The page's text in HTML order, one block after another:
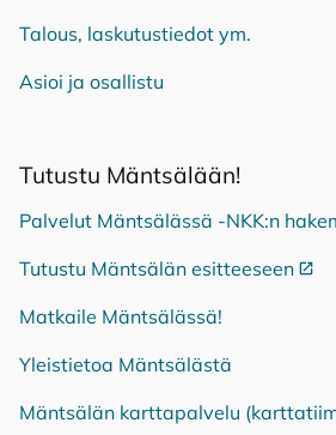
Talous, laskutustiedot ym.
Asioi ja osallistu
Tu­tus­tu Mänt­sä­lään!
Palvelut Mäntsälässä -NKK:n
Tutustu Mäntsälän esitteeseen
Matkaile Mäntsälässä!
Yleistietoa Mäntsälästä
Mäntsälän karttapalvelu